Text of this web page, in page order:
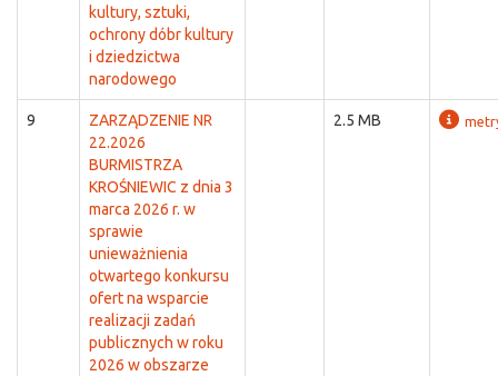
kultury, sztuki,
ochrony dóbr kultury
i dziedzictwa
narodowego
9
ZARZĄDZENIE NR
22.2026
BURMISTRZA
KROŚNIEWIC z dnia 3
marca 2026 r. w
sprawie
unieważnienia
otwartego konkursu
ofert na wsparcie
realizacji zadań
publicznych w roku
2026 w obszarze
2.5 MB